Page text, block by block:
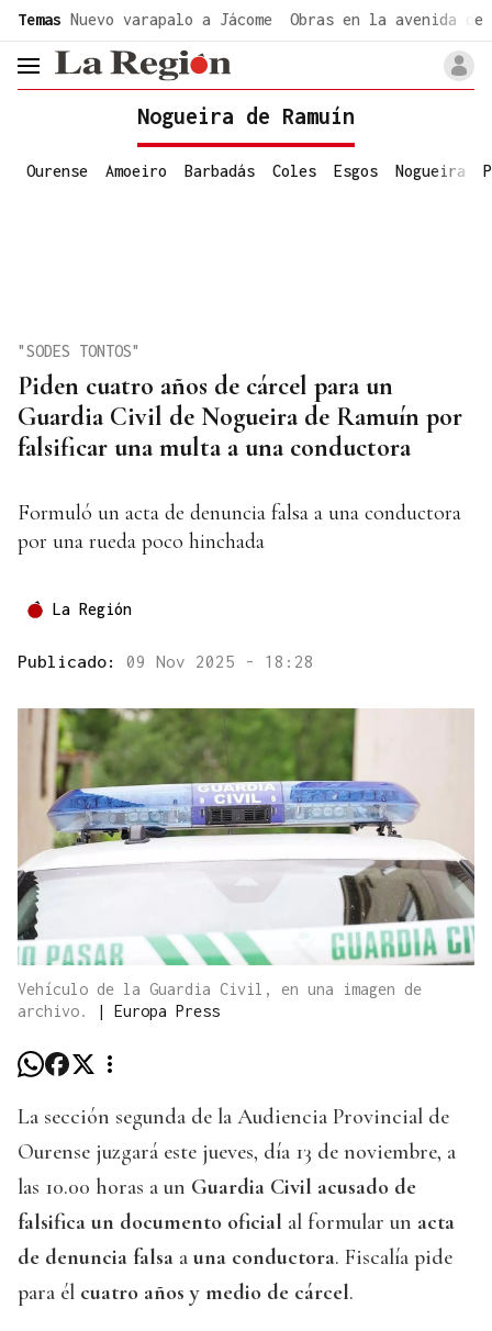
Temas Nuevo varapalo a Jácome Obras en la avenida de
header.menu.open
Nogueira de Ramuín
Ourense Amoeiro Barbadás Coles Esgos Nogueira
Piden cuatro años de cárcel para un
Guardia Civil de Nogueira de Ramuín por
falsificar una multa a una conductora
"SODES TONTOS"
Formuló un acta de denuncia falsa a una conductora
por una rueda poco hinchada
La Región
Publicado: 09 Nov 2025 - 18:28
Vehículo de la Guardia Civil, en una imagen de
archivo.
| Europa Press
La sección segunda de la Audiencia Provincial de
Ourense juzgará este jueves, día 13 de noviembre, a
las 10.00 horas a un Guardia Civil acusado de
falsifica un documento oficial al formular un acta
de denuncia falsa a una conductora. Fiscalía pide
para él cuatro años y medio de cárcel.